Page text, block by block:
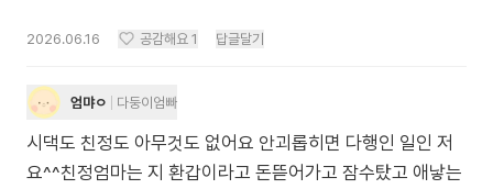
2026.06.16 공감해요 1 답글달기
엄먀ㅇ 다둥이엄빠
시댁도 친정도 아무것도 없어요 안괴롭히면 다행인 일인 저
요^^친정엄마는 지 환갑이라고 돈뜯어가고 잠수탔고 애낳는